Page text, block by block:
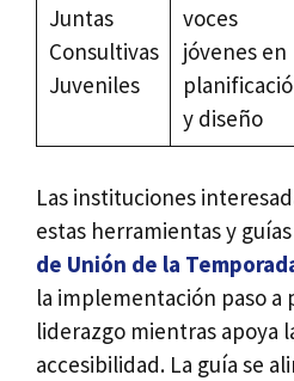
Juntas
Consultivas
Juveniles
voces
jóvenes en
y diseño
Las instituciones
estas herramientas y
de Unión de la
la implementación paso a
liderazgo mientras apoya
accesibilidad. La guía se